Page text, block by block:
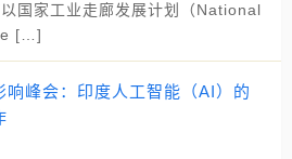
国家工业走廊发展计划（National
[…]
响峰会：印度人工智能（AI）的